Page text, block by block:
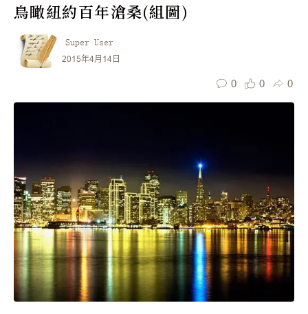
鳥瞰紐約百年滄桑(組圖)
Super User
2015年4月14日
0 0 0